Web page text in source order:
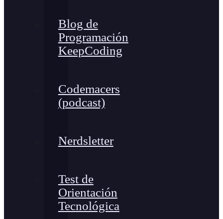
Blog de
Programación
KeepCoding
Codemacers
(podcast)
Nerdsletter
Test de
Orientación
Tecnológica